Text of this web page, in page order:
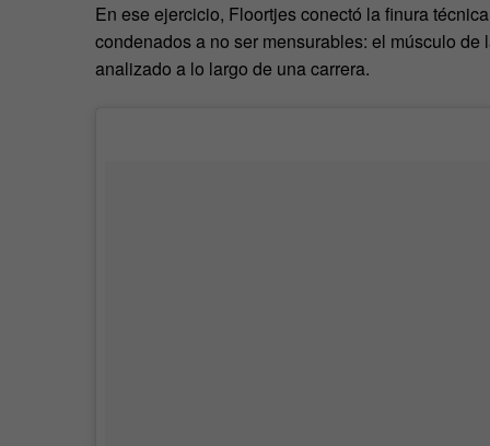
En ese ejercicio, Floortjes conectó la finura
condenados a no ser mensurables: el músculo
analizado a lo largo de una carrera.